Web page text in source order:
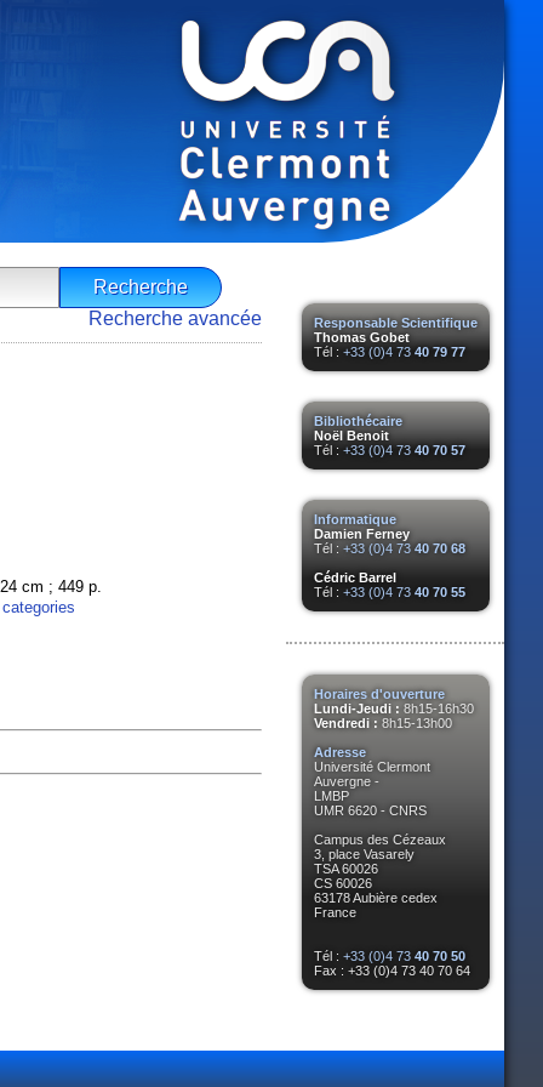
Responsable Scientifique
Thomas Gobet
Tél : +33 (0)4 73 40 79 77
Bibliothécaire
Noël Benoit
Tél : +33 (0)4 73 40 70 57
Informatique
Damien Ferney
Tél : +33 (0)4 73 40 70 68
Cédric Barrel
Tél : +33 (0)4 73 40 70 55
Horaires d'ouverture
Lundi-Jeudi : 8h15-16h30
Vendredi : 8h15-13h00
Adresse
Université Clermont
Auvergne -
LMBP
UMR 6620 - CNRS
Campus des Cézeaux
3, place Vasarely
TSA 60026
CS 60026
63178 Aubière cedex
France
Tél : +33 (0)4 73 40 70 50
Fax : +33 (0)4 73 40 70 64
Recherche avancée
cm ; 449 p.